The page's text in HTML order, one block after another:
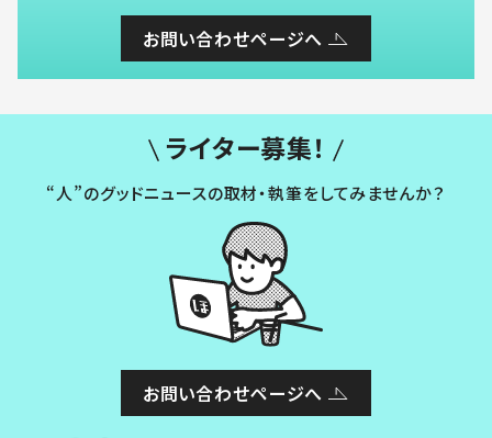
お問い合わせページへ
ライター募集！
“人”のグッドニュースの取材・執筆をしてみませんか？
お問い合わせページへ